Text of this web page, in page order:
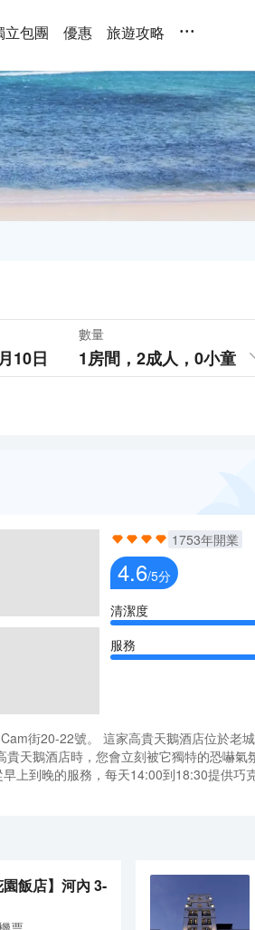
立包團 優惠 旅遊攻略 ...
10日
數量
1房間， 2成人， 0小童
1753年開業
4.6/5分
清潔度
服務
街20-22號。 這家高貴天鵝酒店位於老城
天鵝酒店時，您會立刻被它獨特的恐嚇氣
上到晚的服務，每天14:00到18:30提供巧
有豪華的窗戶房、高級行政窗戶房、高級
街20-22號。 這家高貴天鵝酒店位於老
到晚的服務，每天14:00到18:30提供巧
豪華的窗戶房、高級行政窗戶房、高級
園飯店】河內 3-